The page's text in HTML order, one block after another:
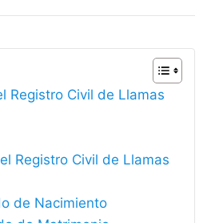
Registro Civil de Llamas
Registro Civil de Llamas
de Nacimiento